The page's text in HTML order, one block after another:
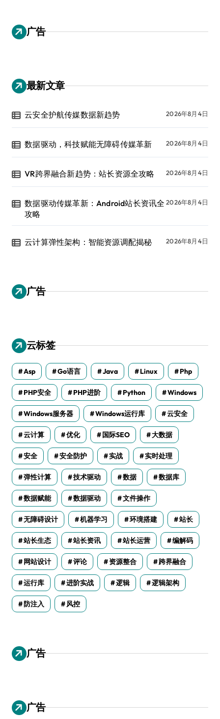
广告
最新文章
云安全护航传媒数据新趋势 2026年8月4日
数据驱动，科技赋能无障碍传媒革新 2026年8月4日
VR跨界融合新趋势：站长资源全攻略 2026年8月4日
数据驱动传媒革新：Android站长资讯全
攻略
2026年8月4日
云计算弹性架构：智能资源调配揭秘 2026年8月4日
广告
云标签
Asp Go语言 Java Linux Php
PHP安全 PHP进阶 Python Windows
Windows服务器 Windows运行库 云安全
云计算 优化 国际SEO 大数据
安全 安全防护 实战 实时处理
弹性计算 技术驱动 数据 数据库
数据赋能 数据驱动 文件操作
无障碍设计 机器学习 环境搭建 站长
站长生态 站长资讯 站长运营 编解码
网站设计 评论 资源整合 跨界融合
运行库 进阶实战 逻辑 逻辑架构
防注入 风控
广告
广告